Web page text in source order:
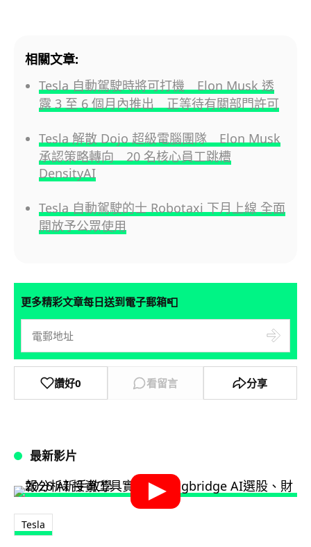
相關文章:
Tesla 自動駕駛時將可打機 Elon Musk 透
露 3 至 6 個月內推出 正等待有關部門許可
Tesla 解散 Dojo 超級電腦團隊 Elon Musk
承認策略轉向 20 名核心員工跳槽
DensityAI
Tesla 自動駕駛的士 Robotaxi 下月上線 全面
開放予公眾使用
更多精彩文章每日送到電子郵箱📮
讚好0 看留言 分享
最新影片
Tesla